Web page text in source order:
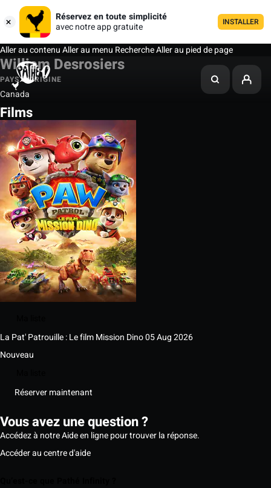
Réservez en toute simplicité
avec notre app gratuite
INSTALLER
Aller au contenuAller au menu RechercheAller au pied de page
William Desrosiers
PAYS D'ORIGINE
Canada
Films
La Pat' Patrouille : Le film Mission Dino05 Aug 2026
Nouveau
Réserver maintenant
Vous avez une question ?
Accédez à notre Aide en ligne pour trouver la réponse.
Accéder au centre d'aide